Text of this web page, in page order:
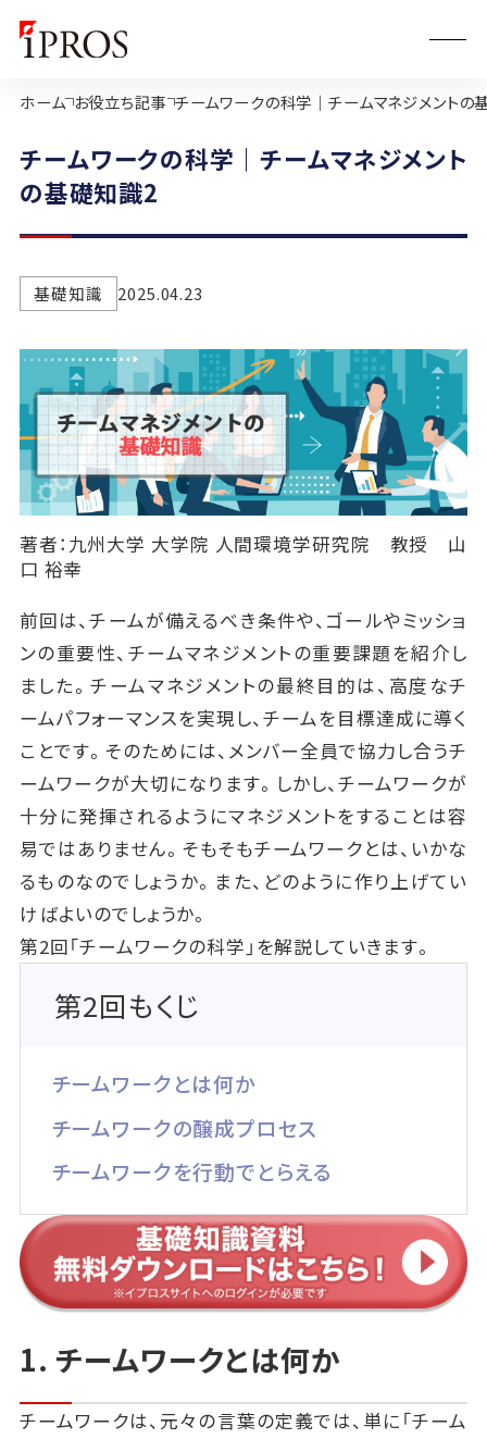
ホーム お役立ち記事 チームワークの科学｜チームマネジメントの
チームワークの科学｜チームマネジメント
の基礎知識2
基礎知識 2025.04.23
著者：九州大学 大学院 人間環境学研究院 教授 山
口 裕幸
前回は、チームが備えるべき条件や、ゴールやミッショ
ンの重要性、チームマネジメントの重要課題を紹介し
ました。チームマネジメントの最終目的は、高度なチ
ームパフォーマンスを実現し、チームを目標達成に導く
ことです。そのためには、メンバー全員で協力し合うチ
ームワークが大切になります。しかし、チームワークが
十分に発揮されるようにマネジメントをすることは容
易ではありません。そもそもチームワークとは、いかな
るものなのでしょうか。また、どのように作り上げてい
けばよいのでしょうか。
第2回「チームワークの科学」を解説していきます。
第2回もくじ
チームワークとは何か
チームワークの醸成プロセス
チームワークを行動でとらえる
1. チームワークとは何か
チームワークは、元々の言葉の定義では、単に「チーム